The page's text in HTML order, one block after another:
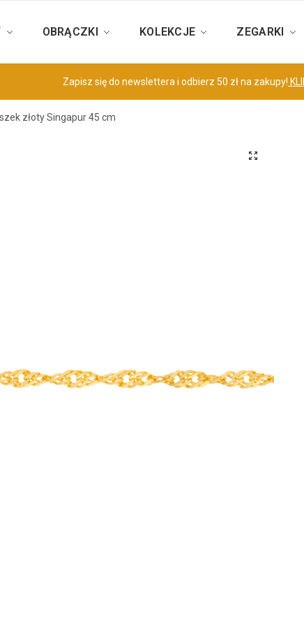
OBRĄCZKI KOLEKCJE ZEGARKI
Zapisz się do newslettera i odbierz 50 zł na zakupy!
złoty Singapur 45 cm